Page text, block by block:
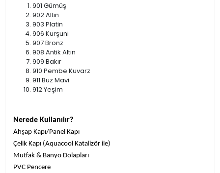
901 Gümüş
902 Altın
903 Platin
906 Kurşuni
907 Bronz
908 Antik Altın
909 Bakır
910 Pembe Kuvarz
911 Buz Mavi
912 Yeşim
Nerede Kullanılır?
Ahşap Kapı/Panel Kapı
Çelik Kapı (Aquacool Katalizör ile)
Mutfak & Banyo Dolapları
PVC Pencere